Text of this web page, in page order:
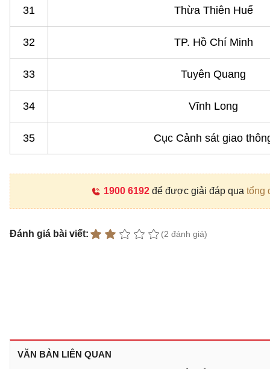
31 Thừa Thiên Huế
32 TP. Hồ Chí Minh
33 Tuyên Quang
34 Vĩnh Long
35 Cục Cảnh sát giao
1900 6192để được giải đáp qua tổng
Đánh giá bài viết: (2 đánh giá)
VĂN BẢN LIÊN QUAN